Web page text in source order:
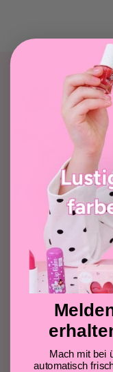
Get
Join over
content
Mach mit bei
automatisch